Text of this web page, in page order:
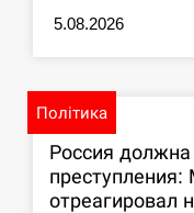
У США
11:53
Под огнем
почта”: что
5.08.2026
Політика
Россия должна
отреагировал